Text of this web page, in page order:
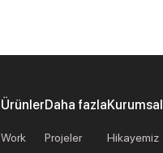
Ürünler
Work
Daha fazla
Projeler
Kurumsal
Hikayemiz